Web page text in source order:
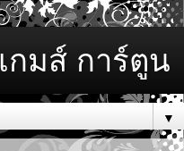
กมส์ การ์ตูน
▼